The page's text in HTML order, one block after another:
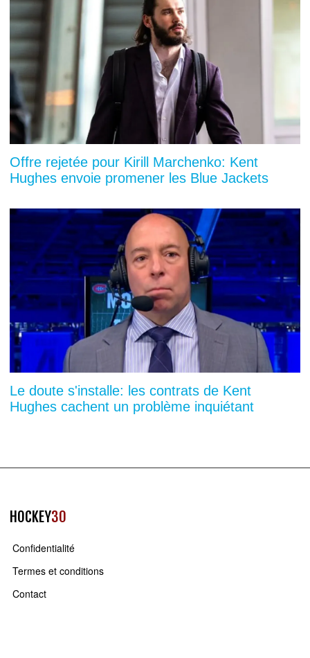
Offre rejetée pour Kirill Marchenko: Kent
Hughes envoie promener les Blue Jackets
Le doute s'installe: les contrats de Kent
Hughes cachent un problème inquiétant
HOCKEY30
Confidentialité
Termes et conditions
Contact